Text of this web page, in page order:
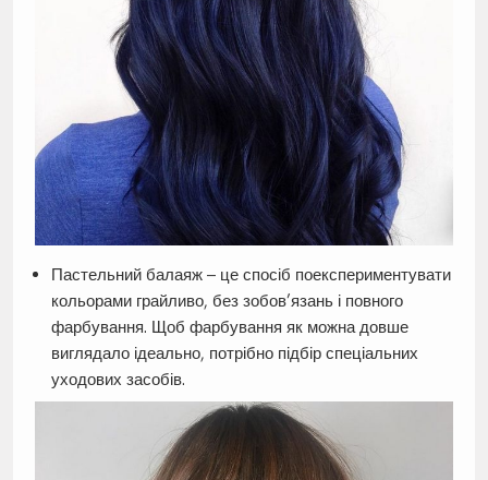
Пастельний балаяж – це спосіб поекспериментувати
кольорами грайливо, без зобов’язань і повного
фарбування. Щоб фарбування як можна довше
виглядало ідеально, потрібно підбір спеціальних
уходових засобів.